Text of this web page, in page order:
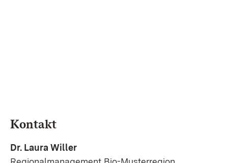
Kontakt
Dr. Laura Willer